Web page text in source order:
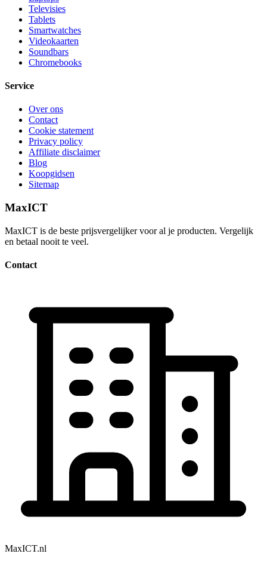
Televisies
Tablets
Smartwatches
Videokaarten
Soundbars
Chromebooks
Service
Over ons
Contact
Cookie statement
Privacy policy
Affiliate disclaimer
Blog
Koopgidsen
Sitemap
MaxICT
MaxICT is de beste prijsvergelijker voor al je producten. Vergelijk
en betaal nooit te veel.
Contact
MaxICT.nl